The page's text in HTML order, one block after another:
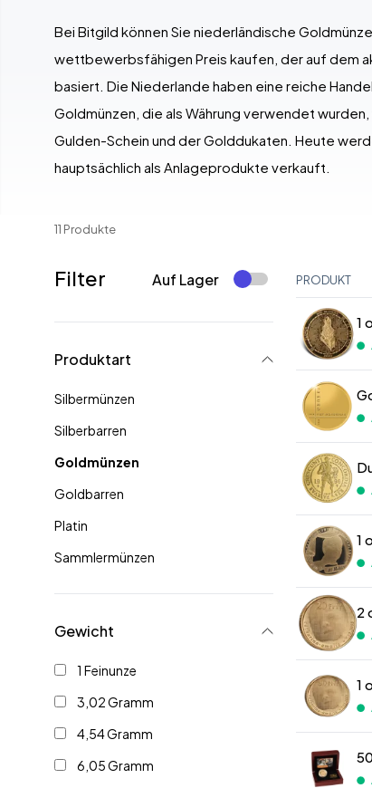
Bei Bitgild können Sie niederländische
wettbewerbsfähigen Preis kaufen, der auf dem
basiert. Die Niederlande haben eine reiche
Goldmünzen, die als Währung verwendet
Gulden-Schein und der Golddukaten. Heute
hauptsächlich als Anlageprodukte verkauft.
11 Produkte
Filter Auf Lager
Produktart
Silbermünzen
Silberbarren
Goldmünzen
Goldbarren
Platin
Sammlermünzen
Gewicht
1 Feinunze
3,02 Gramm
4,54 Gramm
6,05 Gramm
PRODUKT
1
2